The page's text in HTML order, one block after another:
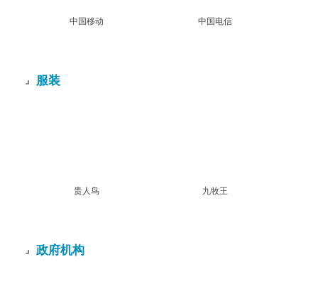
中国移动 中国电信
服装
贵人鸟 九牧王
政府机构